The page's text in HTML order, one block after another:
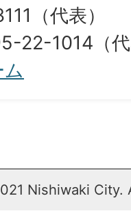
（代表）
22-1014（
Nishiwaki City.